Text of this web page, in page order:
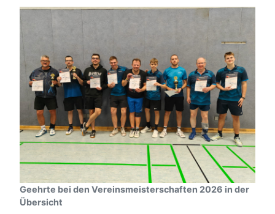
Geehrte bei den Vereinsmeisterschaften 2026 in der
Übersicht